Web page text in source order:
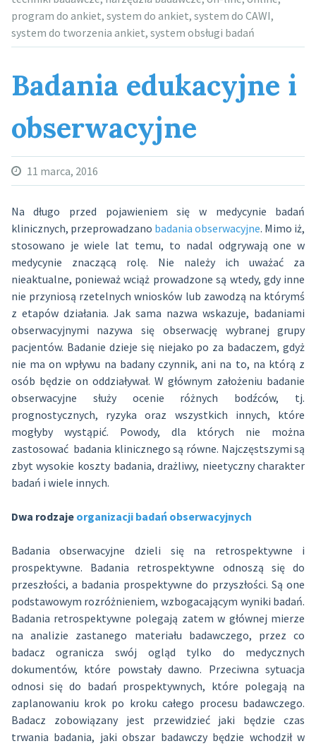
program do ankiet, system do ankiet, system do CAWI,
system do tworzenia ankiet, system obsługi badań
Badania edukacyjne i
obserwacyjne
11 marca, 2016
Na długo przed pojawieniem się w medycynie badań
klinicznych, przeprowadzano badania obserwacyjne. Mimo iż,
stosowano je wiele lat temu, to nadal odgrywają one w
medycynie znaczącą rolę. Nie należy ich uważać za
nieaktualne, ponieważ wciąż prowadzone są wtedy, gdy inne
nie przyniosą rzetelnych wniosków lub zawodzą na którymś
z etapów działania. Jak sama nazwa wskazuje, badaniami
obserwacyjnymi nazywa się obserwację wybranej grupy
pacjentów. Badanie dzieje się niejako po za badaczem, gdyż
nie ma on wpływu na badany czynnik, ani na to, na którą z
osób będzie on oddziaływał. W głównym założeniu badanie
obserwacyjne służy ocenie różnych bodźców, tj.
prognostycznych, ryzyka oraz wszystkich innych, które
mogłyby wystąpić. Powody, dla których nie można
zastosować badania klinicznego są równe. Najczęstszymi są
zbyt wysokie koszty badania, drażliwy, nieetyczny charakter
badań i wiele innych.
Dwa rodzaje organizacji badań obserwacyjnych
Badania obserwacyjne dzieli się na retrospektywne i
prospektywne. Badania retrospektywne odnoszą się do
przeszłości, a badania prospektywne do przyszłości. Są one
podstawowym rozróżnieniem, wzbogacającym wyniki badań.
Badania retrospektywne polegają zatem w głównej mierze
na analizie zastanego materiału badawczego, przez co
badacz ogranicza swój ogląd tylko do medycznych
dokumentów, które powstały dawno. Przeciwna sytuacja
odnosi się do badań prospektywnych, które polegają na
zaplanowaniu krok po kroku całego procesu badawczego.
Badacz zobowiązany jest przewidzieć jaki będzie czas
trwania badania, jaki obszar badawczy będzie wchodził w